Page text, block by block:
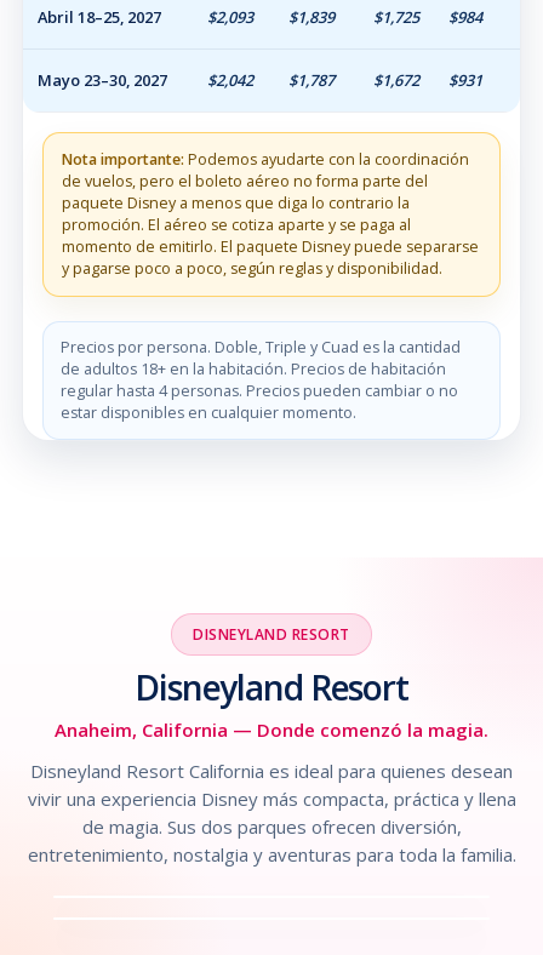
Abril 18–25, 2027 $2,093 $1,839 $1,725 $984
Mayo 23–30, 2027 $2,042 $1,787 $1,672 $931
Nota importante: Podemos ayudarte con la coordinación
de vuelos, pero el boleto aéreo no forma parte del
paquete Disney a menos que diga lo contrario la
promoción. El aéreo se cotiza aparte y se paga al
momento de emitirlo. El paquete Disney puede separarse
y pagarse poco a poco, según reglas y disponibilidad.
Precios por persona. Doble, Triple y Cuad es la cantidad
de adultos 18+ en la habitación. Precios de habitación
regular hasta 4 personas. Precios pueden cambiar o no
estar disponibles en cualquier momento.
DISNEYLAND RESORT
Disneyland Resort
Anaheim, California — Donde comenzó la magia.
Disneyland Resort California es ideal para quienes desean
vivir una experiencia Disney más compacta, práctica y llena
de magia. Sus dos parques ofrecen diversión,
entretenimiento, nostalgia y aventuras para toda la familia.
PARQUE CLÁSICO
Disneyland Park
El parque clásico de California, ideal para vivir
la magia original.
Disney California Adventure
Ambiente soleado, entretenimiento,
atracciones, áreas temáticas, rueda
panorámica, montaña rusa y estilo costa